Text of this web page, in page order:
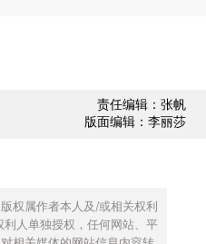
责任编辑：张帆
版面编辑：李丽莎
权属作者本人及/或相关权利
人单独授权，任何网站、平